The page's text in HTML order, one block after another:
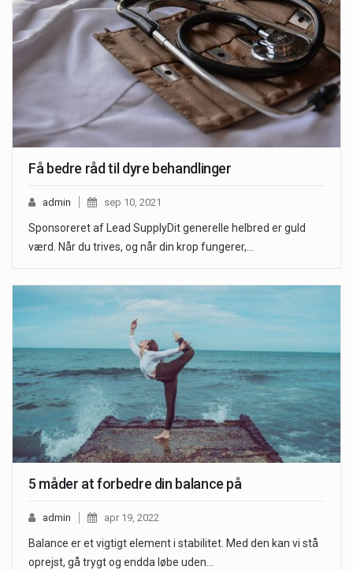
Få bedre råd til dyre behandlinger
admin sep 10, 2021
Sponsoreret af Lead SupplyDit generelle helbred er guld
værd. Når du trives, og når din krop fungerer,…
5 måder at forbedre din balance på
admin apr 19, 2022
Balance er et vigtigt element i stabilitet. Med den kan vi stå
oprejst, gå trygt og endda løbe uden…